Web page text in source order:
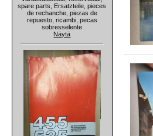
spare parts, Ersatzteile, pieces
de rechanche, piezas de
repuesto, ricambi, pecas
sobresselente
Näytä